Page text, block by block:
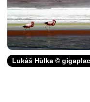
Lukáš Hůlka ©